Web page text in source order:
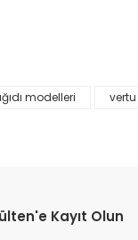
modelleri vertu
Kayıt Olun